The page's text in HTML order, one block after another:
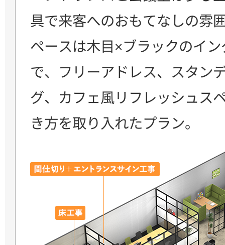
具で来客へのおもてなしの雰
ペースは木目×ブラックのイ
で、フリーアドレス、スタン
グ、カフェ風リフレッシュス
き方を取り入れたプラン。